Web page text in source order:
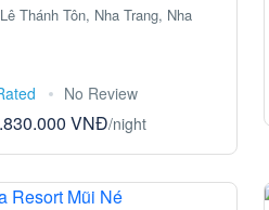
Thánh Tôn, Nha Trang, Nha
No Review
VNĐ/night